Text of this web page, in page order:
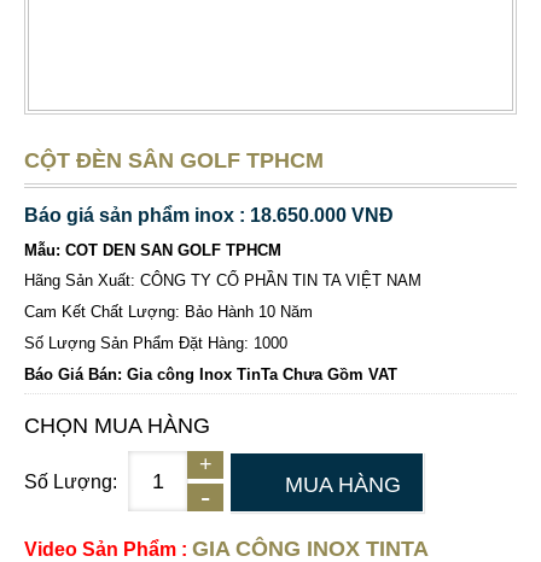
CỘT ĐÈN SÂN GOLF TPHCM
Báo giá sản phẩm inox : 18.650.000 VNĐ
Mẫu: COT DEN SAN GOLF TPHCM
Hãng Sản Xuất: CÔNG TY CỔ PHẦN TIN TA VIỆT NAM
Cam Kết Chất Lượng: Bảo Hành 10 Năm
Số Lượng Sản Phẩm Đặt Hàng: 1000
Báo Giá Bán: Gia công Inox TinTa Chưa Gồm VAT
CHỌN MUA HÀNG
Số Lượng: MUA HÀNG
Video Sản Phẩm : GIA CÔNG INOX TINTA